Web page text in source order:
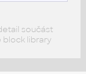
součást
block library